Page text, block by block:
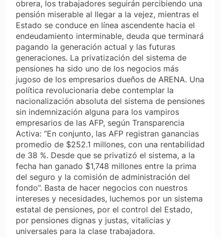
obrera, los trabajadores seguirán percibiendo una
pensión miserable al llegar a la vejez, mientras el
Estado se conduce en línea ascendente hacia el
endeudamiento interminable, deuda que terminará
pagando la generación actual y las futuras
generaciones. La privatización del sistema de
pensiones ha sido uno de los negocios más
jugoso de los empresarios dueños de ARENA. Una
política revolucionaria debe contemplar la
nacionalización absoluta del sistema de pensiones
sin indemnización alguna para los vampiros
empresarios de las AFP, según Transparencia
Activa: “En conjunto, las AFP registran ganancias
promedio de $252.1 millones, con una rentabilidad
de 38 %. Desde que se privatizó el sistema, a la
fecha han ganado $1,748 millones entre la prima
del seguro y la comisión de administración del
fondo”. Basta de hacer negocios con nuestros
intereses y necesidades, luchemos por un sistema
estatal de pensiones, por el control del Estado,
por pensiones dignas y justas, vitalicias y
universales para la clase trabajadora.